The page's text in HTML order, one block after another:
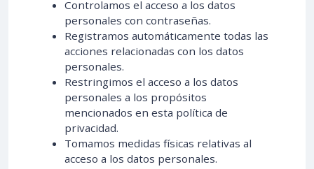
Controlamos el acceso a los datos
personales con contraseñas.
Registramos automáticamente todas las
acciones relacionadas con los datos
personales.
Restringimos el acceso a los datos
personales a los propósitos
mencionados en esta política de
privacidad.
Tomamos medidas físicas relativas al
acceso a los datos personales.